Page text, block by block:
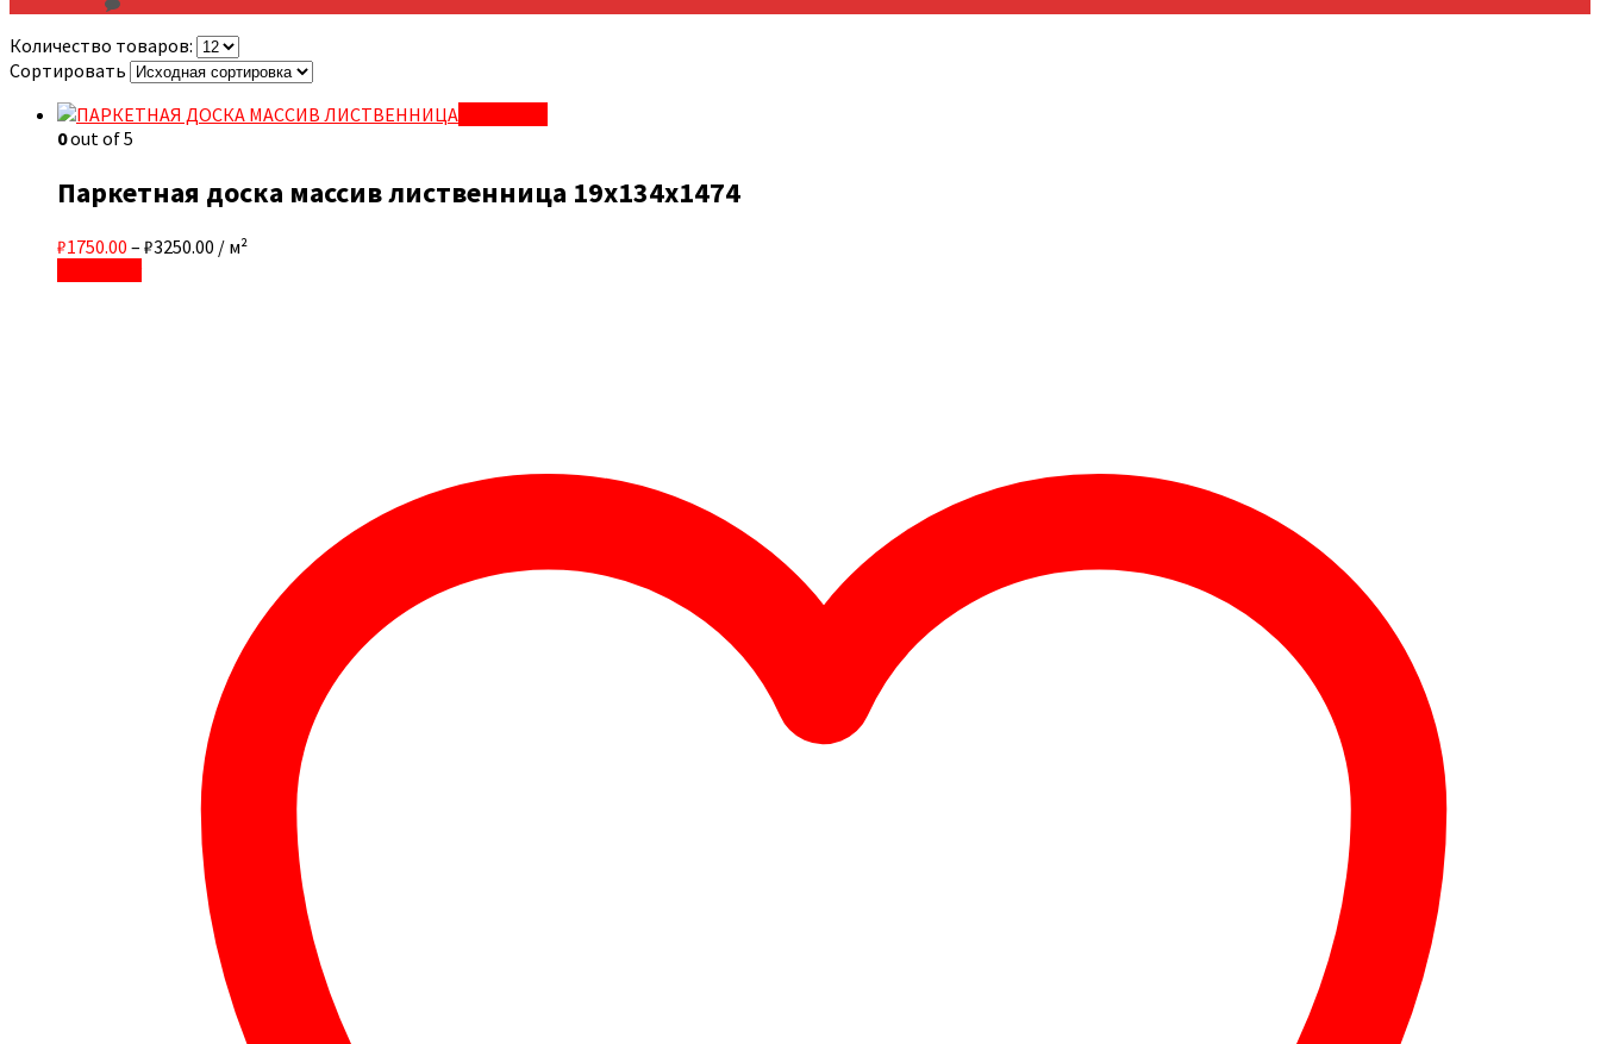
Количество товаров:
Сортировать
0out of 5
Паркетная доска массив лиственница 19x134x1474
₽1750.00 – ₽3250.00 / м²